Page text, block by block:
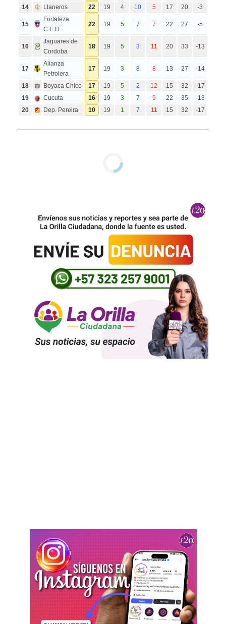
14 Llaneros 22 19 4 10 5 17 20 -3
15
Fortaleza
C.E.I.F.
22 19 5 7 7 22 27 -5
16
Jaguares de
Cordoba
18 19 5 3 11 20 33 -13
17
Alianza
Petrolera
17 19 3 8 8 13 27 -14
18 Boyaca Chico 17 19 5 2 12 15 32
-17
19
Cucuta 16 19 3 7 9 22 35
-13
20
Dep. Pereira 10 19 1 7 11 15 32 -17